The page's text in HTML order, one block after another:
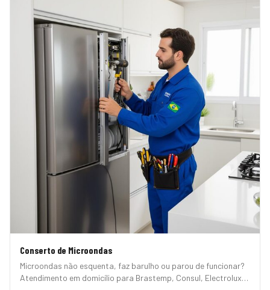
Conserto de Microondas
Microondas não esquenta, faz barulho ou parou de funcionar?
Atendimento em domicílio para Brastemp, Consul, Electrolux,